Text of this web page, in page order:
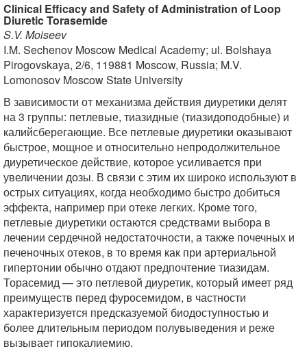
Clinical Efficacy and Safety of Administration of Loop
Diuretic Torasemide
S.V. Moiseev
I.M. Sechenov Moscow Medical Academy; ul. Bolshaya
Pirogovskaya, 2/6, 119881 Moscow, Russia; M.V.
Lomonosov Moscow State University
В зависимости от механизма действия диуретики делят
на 3 группы: петлевые, тиазидные (тиазидоподобные) и
калийсберегающие. Все петлевые диуретики оказывают
быстрое, мощное и относительно непродолжительное
диуретическое действие, которое усиливается при
увеличении дозы. В связи с этим их широко используют в
острых ситуациях, когда необходимо быстро добиться
эффекта, например при отеке легких. Кроме того,
петлевые диуретики остаются средствами выбора в
лечении сердечной недостаточности, а также почечных и
печеночных отеков, в то время как при артериальной
гипертонии обычно отдают предпочтение тиазидам.
Торасемид — это петлевой диуретик, который имеет ряд
преимуществ перед фуросемидом, в частности
характеризуется предсказуемой биодоступностью и
более длительным периодом полувыведения и реже
вызывает гипокалиемию.